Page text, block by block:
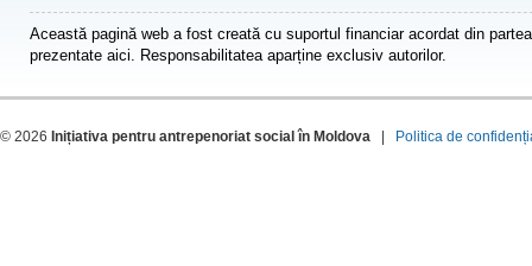
Această pagină web a fost creată cu suportul financiar acordat din
prezentate aici. Responsabilitatea aparține exclusiv autorilor.
© 2026 Inițiativa pentru antrepenoriat social în Moldova | Politica de